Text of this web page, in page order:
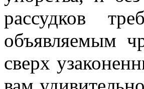
рассудков
объявляемым
сверх